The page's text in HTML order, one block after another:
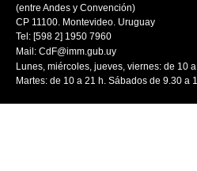
(entre Andes y Convención)
CP 11100. Montevideo. Uruguay
Tel: [598 2] 1950 7960
Mail: CdF@imm.gub.uy
Lunes, miércoles, jueves, viernes: de 10
Martes: de 10 a 21 h. Sábados de 9.30 a